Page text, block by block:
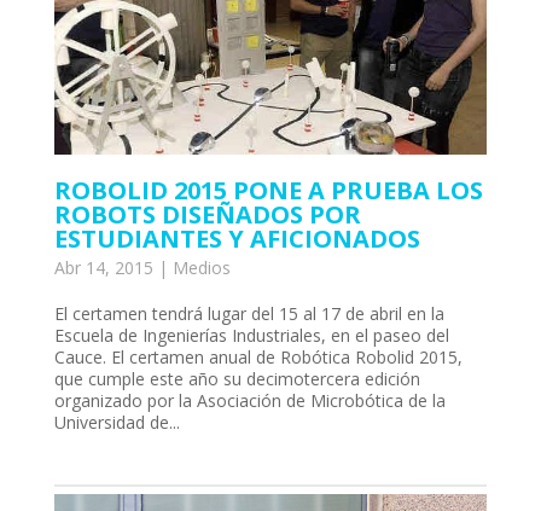
ROBOLID 2015 PONE A PRUEBA LOS
ROBOTS DISEÑADOS POR
ESTUDIANTES Y AFICIONADOS
Abr 14, 2015 | Medios
El certamen tendrá lugar del 15 al 17 de abril en la
Escuela de Ingenierías Industriales, en el paseo del
Cauce. El certamen anual de Robótica Robolid 2015,
que cumple este año su decimotercera edición
organizado por la Asociación de Microbótica de la
Universidad de...